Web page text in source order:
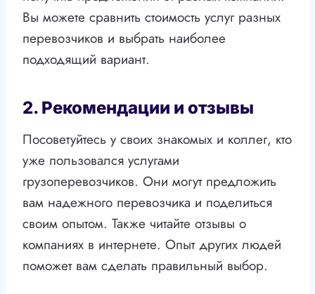
Вы можете сравнить стоимость услуг разных
перевозчиков и выбрать наиболее
подходящий вариант.
2. Рекомендации и отзывы
Посоветуйтесь у своих знакомых и коллег, кто
уже пользовался услугами
грузоперевозчиков. Они могут предложить
вам надежного перевозчика и поделиться
своим опытом. Также читайте отзывы о
компаниях в интернете. Опыт других людей
поможет вам сделать правильный выбор.